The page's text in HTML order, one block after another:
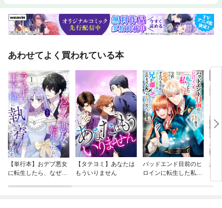
あわせてよく買われている本
【単行本】おデブ悪女
に転生したら、なぜか
【タテヨミ】あなたは
もういりません
バッドエンド目前のヒ
ロインに転生した私、
結